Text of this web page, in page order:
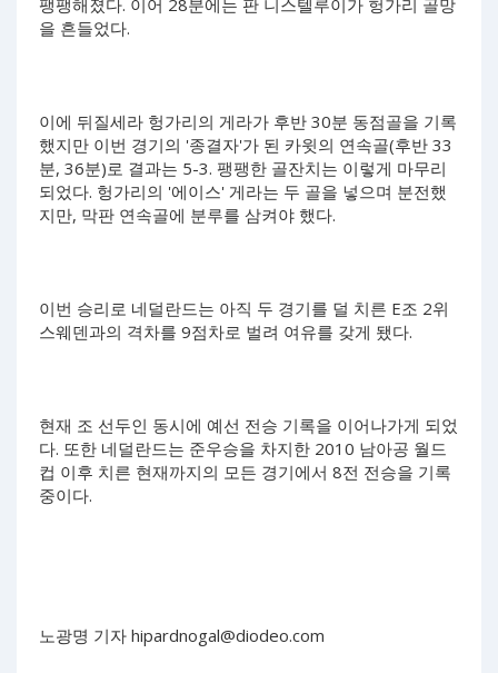
팽팽해졌다. 이어 28분에는 판 니스텔루이가 헝가리 골망
을 흔들었다.
이에 뒤질세라 헝가리의 게라가 후반 30분 동점골을 기록
했지만 이번 경기의 '종결자'가 된 카윗의 연속골(후반 33
분, 36분)로 결과는 5-3. 팽팽한 골잔치는 이렇게 마무리
되었다. 헝가리의 '에이스' 게라는 두 골을 넣으며 분전했
지만, 막판 연속골에 분루를 삼켜야 했다.
이번 승리로 네덜란드는 아직 두 경기를 덜 치른 E조 2위
스웨덴과의 격차를 9점차로 벌려 여유를 갖게 됐다.
현재 조 선두인 동시에 예선 전승 기록을 이어나가게 되었
다. 또한 네덜란드는 준우승을 차지한 2010 남아공 월드
컵 이후 치른 현재까지의 모든 경기에서 8전 전승을 기록
중이다.
노광명 기자 hipardnogal@diodeo.com